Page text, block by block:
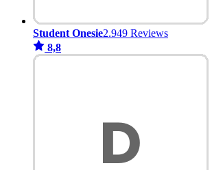
Student Onesie2.949 Reviews
8,8